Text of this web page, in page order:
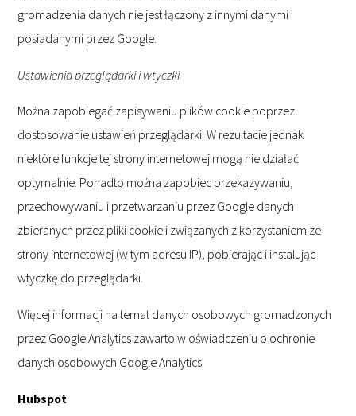
gromadzenia danych nie jest łączony z innymi danymi
posiadanymi przez Google.
Ustawienia przeglądarki i wtyczki
Można zapobiegać zapisywaniu plików cookie poprzez
dostosowanie ustawień przeglądarki. W rezultacie jednak
niektóre funkcje tej strony internetowej mogą nie działać
optymalnie. Ponadto można zapobiec przekazywaniu,
przechowywaniu i przetwarzaniu przez Google danych
zbieranych przez pliki cookie i związanych z korzystaniem ze
strony internetowej (w tym adresu IP), pobierając i instalując
wtyczkę do przeglądarki.
Więcej informacji na temat danych osobowych gromadzonych
przez Google Analytics zawarto w oświadczeniu o ochronie
danych osobowych Google Analytics.
Hubspot